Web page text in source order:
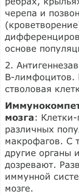
черепа и
основе
2.
В-лимфоцитов.
стволовая
мозга:
различных
макрофагов. С
другие органы
дозревают.
иммунной
мозге.